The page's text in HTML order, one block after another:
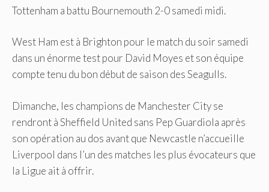
Tottenham a battu Bournemouth 2-0 samedi midi.
West Ham est à Brighton pour le match du soir samedi
dans un énorme test pour David Moyes et son équipe
compte tenu du bon début de saison des Seagulls.
Dimanche, les champions de Manchester City se
rendront à Sheffield United sans Pep Guardiola après
son opération au dos avant que Newcastle n’accueille
Liverpool dans l’un des matches les plus évocateurs que
la Ligue ait à offrir.